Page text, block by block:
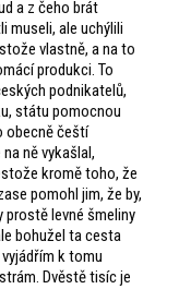
a z čeho brát
museli, ale uchýlili
vlastně, a na to
produkci. To
podnikatelů,
státu pomocnou
obecně čeští
ně vykašlal,
kromě toho, že
pomohl jim, že by,
prostě levné šmeliny
bohužel ta cesta
k tomu
Dvěstě tisíc je